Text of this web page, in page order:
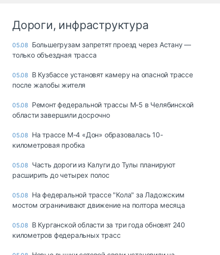
Дороги, инфраструктура
05.08 Большегрузам запретят проезд через Астану —
только объездная трасса
05.08 В Кузбассе установят камеру на опасной трассе
после жалобы жителя
05.08 Ремонт федеральной трассы М-5 в Челябинской
области завершили досрочно
05.08 На трассе М-4 «Дон» образовалась 10-
километровая пробка
05.08 Часть дороги из Калуги до Тулы планируют
расширить до четырех полос
05.08 На федеральной трассе "Кола" за Ладожским
мостом ограничивают движение на полтора месяца
05.08 В Курганской области за три года обновят 240
километров федеральных трасс